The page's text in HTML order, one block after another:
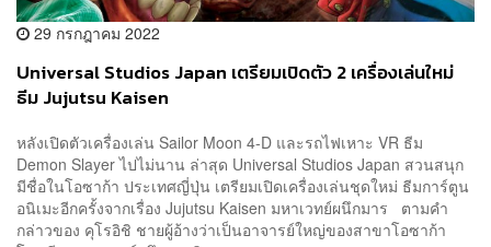
29 กรกฎาคม 2022
Universal Studios Japan เตรียมเปิดตัว 2 เครื่องเล่นใหม่
ธีม Jujutsu Kaisen
หลังเปิดตัวเครื่องเล่น Sailor Moon 4-D และรถไฟเหาะ VR ธีม
Demon Slayer ไปไม่นาน ล่าสุด Universal Studios Japan สวนสนุก
มีชื่อในโอซาก้า ประเทศญี่ปุ่น เตรียมเปิดเครื่องเล่นชุดใหม่ ธีมการ์ตูน
อนิเมะอีกครั้งจากเรื่อง Jujutsu Kaisen มหาเวทย์ผนึกมาร ตามคำ
กล่าวของ คุโรอิชิ ชายผู้อ้างว่าเป็นอาจารย์ใหญ่ของสาขาโอซาก้า